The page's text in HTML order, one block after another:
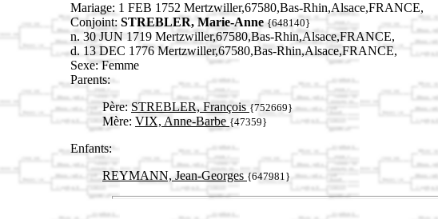
Mariage: 1 FEB 1752 Mertzwiller,67580,Bas-Rhin,Alsace,FRANCE,
Conjoint: STREBLER, Marie-Anne {648140}
n. 30 JUN 1719 Mertzwiller,67580,Bas-Rhin,Alsace,FRANCE,
d. 13 DEC 1776 Mertzwiller,67580,Bas-Rhin,Alsace,FRANCE,
Sexe: Femme
Parents:
Père: STREBLER, François {752669}
Mère: VIX, Anne-Barbe {47359}
Enfants:
REYMANN, Jean-Georges {647981}